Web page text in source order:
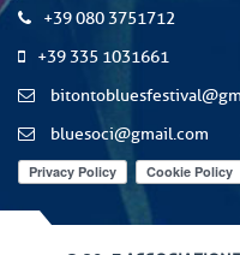
+39 080 3751712
+39 335 1031661
bluesoci@gmail.com